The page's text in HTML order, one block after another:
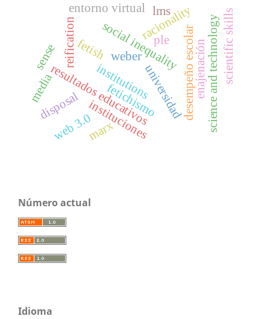
universidad
fetichismo
resultados educativos desempeño escolar
social inequality
racionality
weber
institutions
instituciones
fetish
disposal
reification enajenación
marx
media science and technologyscientific skills
ple
lms
entorno virtual
web 3.0
sense
Número actual
Idioma